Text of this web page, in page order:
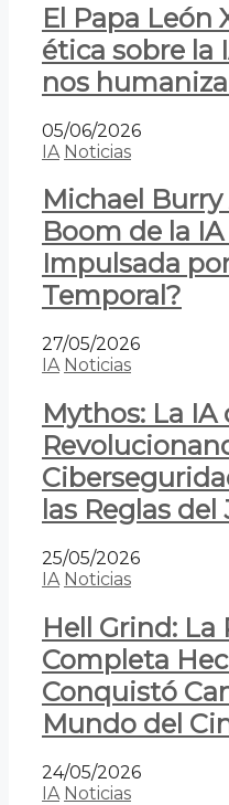
El Papa León
ética sobre la
nos
05/06/2026
IA Noticias
Michael Burry
Boom de la
Impulsada
Temporal?
27/05/2026
IA Noticias
Mythos: La IA
las Reglas del
25/05/2026
IA Noticias
Hell Grind: La
Completa
Conquistó
Mundo del
24/05/2026
IA Noticias